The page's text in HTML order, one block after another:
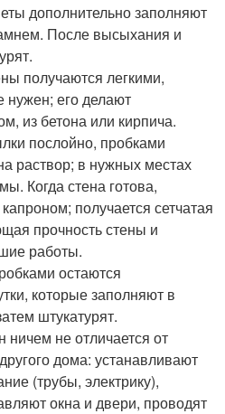
дополнительно заполняют
После высыхания и
получаются легкими,
его делают
из бетона или кирпича.
послойно, пробками
раствор; в нужных местах
Когда стена готова,
получается сетчатая
прочность стены и
работы.
остаются
которые заполняют в
штукатурят.
не отличается от
дома: устанавливают
(трубы, электрику),
окна и двери, проводят